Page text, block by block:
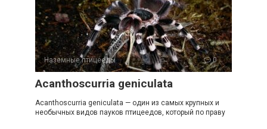
Наземные птицееды 0
Acanthoscurria geniculata
Acanthoscurria geniculata — один из самых крупных и
необычных видов пауков птицеедов, который по праву